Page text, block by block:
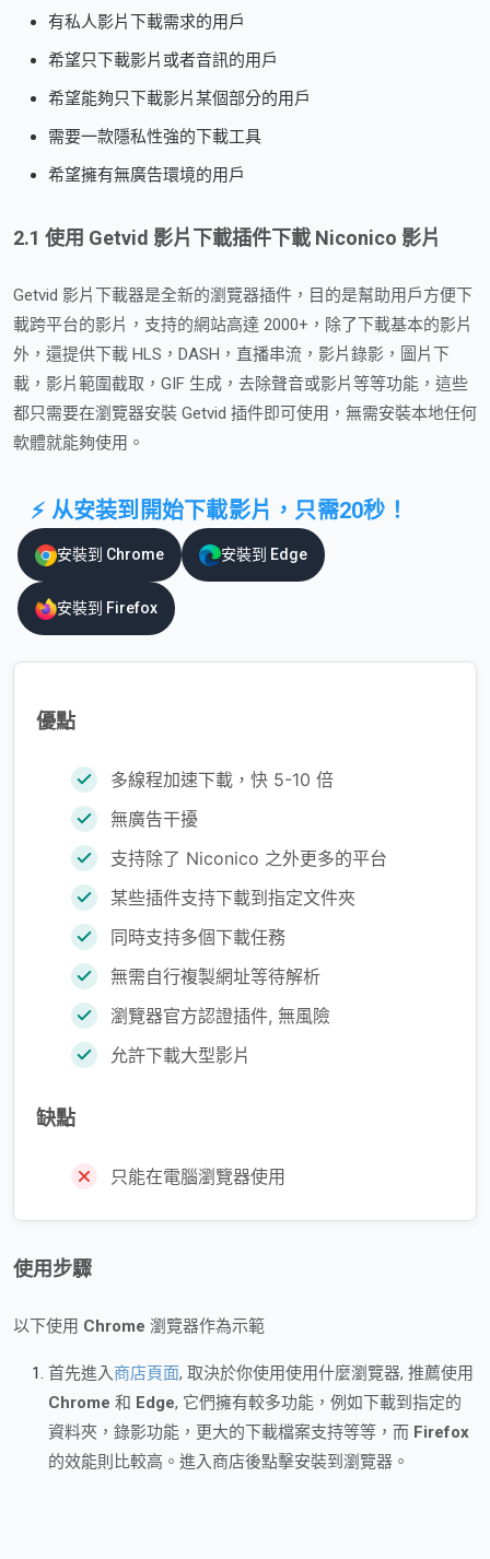
有私人影片下載需求的用戶
希望只下載影片或者音訊的用戶
希望能夠只下載影片某個部分的用戶
需要一款隱私性強的下載工具
希望擁有無廣告環境的用戶
2.1 使用 Getvid 影片下載插件下載 Niconico 影片
Getvid 影片下載器是全新的瀏覽器插件，目的是幫助用戶方便下
載跨平台的影片，支持的網站高達 2000+，除了下載基本的影片
外，還提供下載 HLS，DASH，直播串流，影片錄影，圖片下
載，影片範圍截取，GIF 生成，去除聲音或影片等等功能，這些
都只需要在瀏覽器安裝 Getvid 插件即可使用，無需安裝本地任何
軟體就能夠使用。
⚡ 从安装到開始下載影片，只需20秒！
安裝到 Chrome 安裝到 Edge
安裝到 Firefox
優點
多線程加速下載，快 5-10 倍
無廣告干擾
支持除了 Niconico 之外更多的平台
某些插件支持下載到指定文件夾
同時支持多個下載任務
無需自行複製網址等待解析
瀏覽器官方認證插件, 無風險
允許下載大型影片
缺點
只能在電腦瀏覽器使用
使用步驟
以下使用 Chrome 瀏覽器作為示範
首先進入商店頁面, 取決於你使用使用什麼瀏覽器, 推薦使用
Chrome 和 Edge, 它們擁有較多功能，例如下載到指定的
資料夾，錄影功能，更大的下載檔案支持等等，而 Firefox
的效能則比較高。進入商店後點擊安裝到瀏覽器。